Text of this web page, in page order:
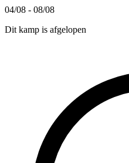
04/08 - 08/08
Dit kamp is afgelopen